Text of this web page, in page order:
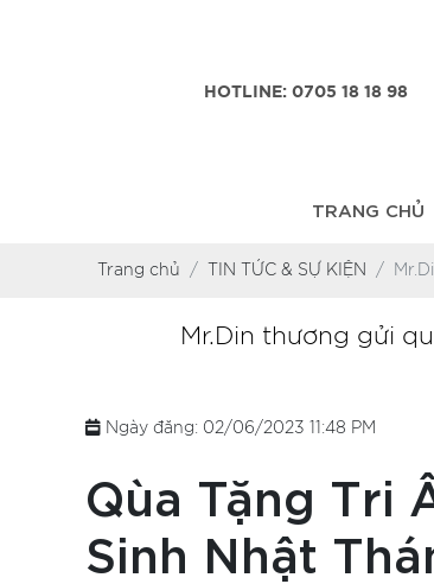
HOTLINE: 0705 18 18 98
TRANG CHỦ
Trang chủ TIN TỨC & SỰ KIỆN
Mr.Din thương gửi
Ngày đăng: 02/06/2023 11:48 PM
Qùa Tặng Tri
Sinh Nhật